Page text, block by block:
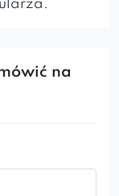
który
na